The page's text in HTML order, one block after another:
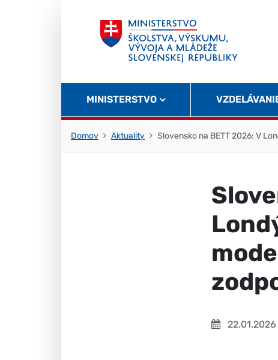
MINISTERSTVO
Domov Aktuality Slovensko na BETT 2026: V
22.01.2026